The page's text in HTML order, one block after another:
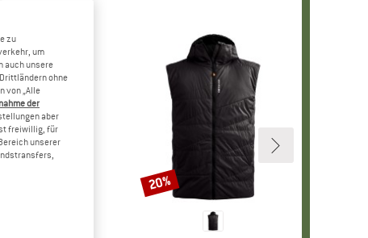
Rabatt
20%
zu
um
auch unsere
ohne
von „Alle
der
aber
freiwillig, für
unserer